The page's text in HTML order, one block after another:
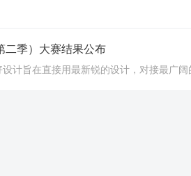
二季）大赛结果公布
计旨在直接用最新锐的设计，对接最广